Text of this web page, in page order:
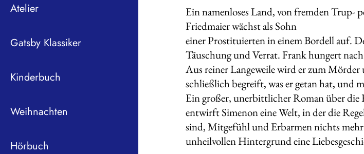
Atelier
Gatsby Klassiker
Kinderbuch
Weihnachten
Hörbuch
Ein namenloses Land, von fremden Trup-
Friedmaier wächst als Sohn
einer Prostituierten in einem Bordell auf.
Täuschung und Verrat. Frank hungert
Aus reiner Langeweile wird er zum
schließlich begreift, was er getan hat, und
Ein großer, unerbittlicher Roman über die
entwirft Simenon eine Welt, in der die
sind, Mitgefühl und Erbarmen nichts
unheilvollen Hintergrund eine